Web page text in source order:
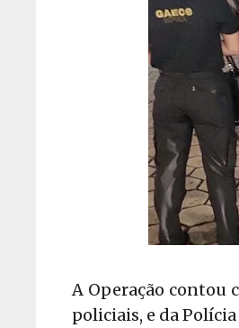
A Operação contou
policiais, e da